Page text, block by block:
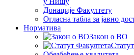
Донације Факултету
Огласна табла за јавно
Норматива
Закон о ВО